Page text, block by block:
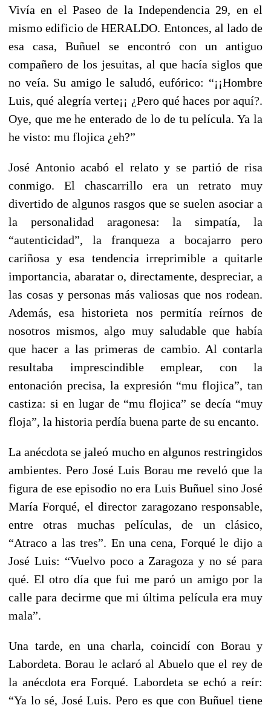
Vivía en el Paseo de la Independencia 29, en el
mismo edificio de HERALDO. Entonces, al lado de
esa casa, Buñuel se encontró con un antiguo
compañero de los jesuitas, al que hacía siglos que
no veía. Su amigo le saludó, eufórico: “¡¡Hombre
Luis, qué alegría verte¡¡ ¿Pero qué haces por aquí?.
Oye, que me he enterado de lo de tu película. Ya la
he visto: mu flojica ¿eh?”
José Antonio acabó el relato y se partió de risa
conmigo. El chascarrillo era un retrato muy
divertido de algunos rasgos que se suelen asociar a
la personalidad aragonesa: la simpatía, la
“autenticidad”, la franqueza a bocajarro pero
cariñosa y esa tendencia irreprimible a quitarle
importancia, abaratar o, directamente, despreciar, a
las cosas y personas más valiosas que nos rodean.
Además, esa historieta nos permitía reírnos de
nosotros mismos, algo muy saludable que había
que hacer a las primeras de cambio. Al contarla
resultaba imprescindible emplear, con la
entonación precisa, la expresión “mu flojica”, tan
castiza: si en lugar de “mu flojica” se decía “muy
floja”, la historia perdía buena parte de su encanto.
La anécdota se jaleó mucho en algunos restringidos
ambientes. Pero José Luis Borau me reveló que la
figura de ese episodio no era Luis Buñuel sino José
María Forqué, el director zaragozano responsable,
entre otras muchas películas, de un clásico,
“Atraco a las tres”. En una cena, Forqué le dijo a
José Luis: “Vuelvo poco a Zaragoza y no sé para
qué. El otro día que fui me paró un amigo por la
calle para decirme que mi última película era muy
mala”.
Una tarde, en una charla, coincidí con Borau y
Labordeta. Borau le aclaró al Abuelo que el rey de
la anécdota era Forqué. Labordeta se echó a reír:
“Ya lo sé, José Luis. Pero es que con Buñuel tiene